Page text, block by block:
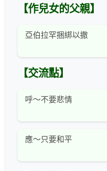
【作兒女的父親】
亞伯拉罕捆綁以撒
【交流點】
呼～不要悲情
應～只要和平